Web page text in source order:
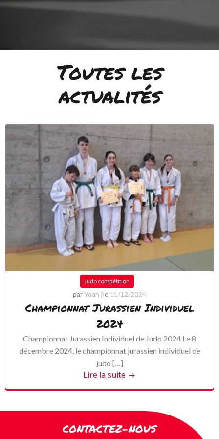
Toutes les
actualités
Judo compétition
parYoan |le 11/12/2024
Championnat Jurassien Individuel
2024
Championnat Jurassien Individuel de Judo 2024 Le 8
décembre 2024, le championnat jurassien individuel de
judo […]
Lire la suite
CONTACTEZ-NOUS